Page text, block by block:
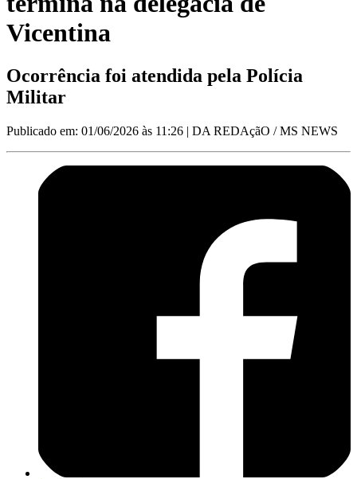
Vicentina
Ocorrência foi atendida pela Polícia
Militar
Publicado em: 01/06/2026 às 11:26 | DA REDAçãO / MS NEWS